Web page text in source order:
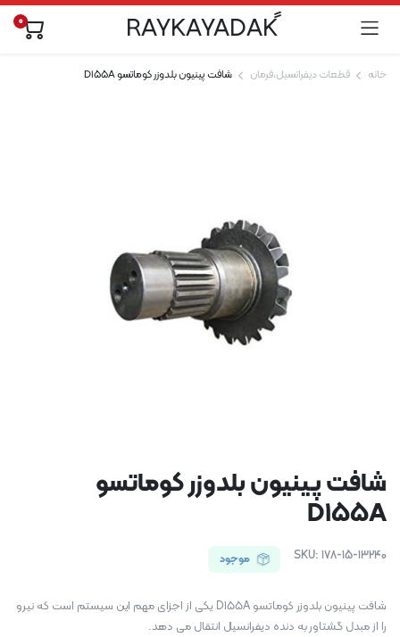
ًRAYKAYADAK 0
خانه قطعات دیفرانسیل،فرمان شافت پینیون بلدوزر کوماتسو D155A
شافت پینیون بلدوزر کوماتسو
D155A
SKU: 178-15-13240 موجود
شافت پینیون بلدوزر کوماتسو D155A یکی از اجزای مهم این سیستم است که نیرو
را از مبدل گشتاور به دنده دیفرانسیل انتقال می دهد.